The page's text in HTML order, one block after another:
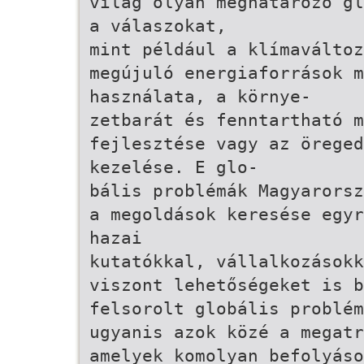
a válaszokat,
mint például a
megújuló energiaforrások
használata, a környe-
zetbarát és fenntartható
fejlesztése vagy az
kezelése. E glo-
bális problémák
a megoldások keresése
hazai
kutatókkal,
viszont lehetőségeket is
felsorolt globális
ugyanis azok közé a
amelyek komolyan